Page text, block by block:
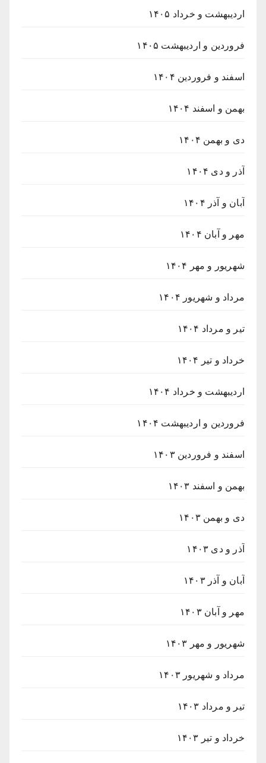
اردیبهشت و خرداد ۱۴۰۵
فروردین و اردیبهشت ۱۴۰۵
اسفند و فروردین ۱۴۰۴
بهمن و اسفند ۱۴۰۴
دی و بهمن ۱۴۰۴
آذر و دی ۱۴۰۴
آبان و آذر ۱۴۰۴
مهر و آبان ۱۴۰۴
شهریور و مهر ۱۴۰۴
مرداد و شهریور ۱۴۰۴
تیر و مرداد ۱۴۰۴
خرداد و تیر ۱۴۰۴
اردیبهشت و خرداد ۱۴۰۴
فروردین و اردیبهشت ۱۴۰۴
اسفند و فروردین ۱۴۰۳
بهمن و اسفند ۱۴۰۳
دی و بهمن ۱۴۰۳
آذر و دی ۱۴۰۳
آبان و آذر ۱۴۰۳
مهر و آبان ۱۴۰۳
شهریور و مهر ۱۴۰۳
مرداد و شهریور ۱۴۰۳
تیر و مرداد ۱۴۰۳
خرداد و تیر ۱۴۰۳